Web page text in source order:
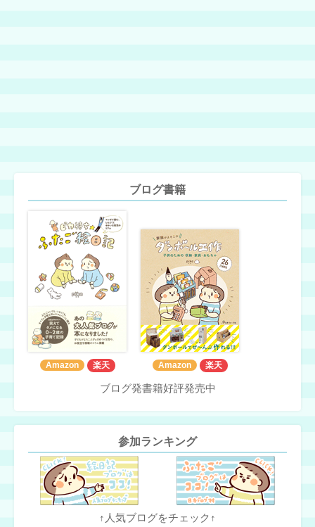
ブログ書籍
Amazon 楽天 Amazon 楽天
ブログ発書籍好評発売中
参加ランキング
↑人気ブログをチェック↑